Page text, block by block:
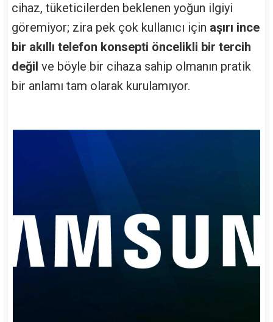
cihaz, tüketicilerden beklenen yoğun ilgiyi
göremiyor; zira pek çok kullanıcı için aşırı ince
bir akıllı telefon konsepti öncelikli bir tercih
değil ve böyle bir cihaza sahip olmanın pratik
bir anlamı tam olarak kurulamıyor.